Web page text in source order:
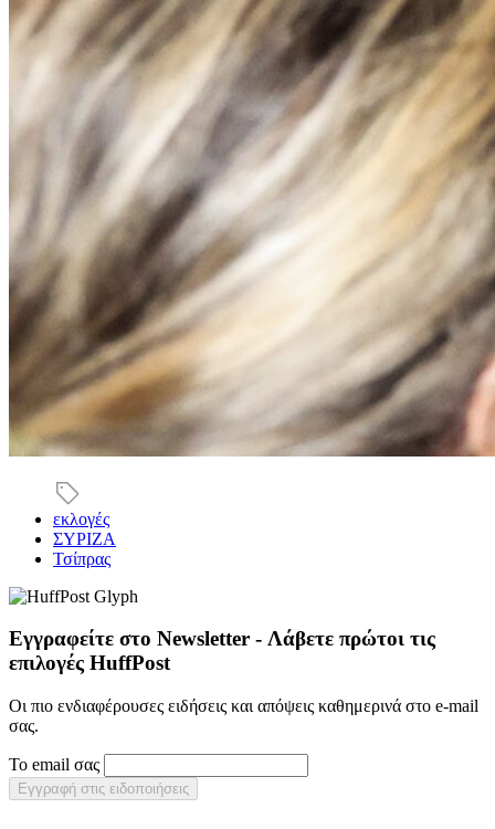
εκλογές
ΣΥΡΙΖΑ
Τσίπρας
Εγγραφείτε στο Newsletter - Λάβετε πρώτοι τις
επιλογές HuffPost
Οι πιο ενδιαφέρουσες ειδήσεις και απόψεις καθημερινά στο e-mail
σας.
Το email σας
Εγγραφή στις ειδοποιήσεις